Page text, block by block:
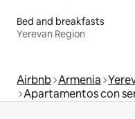
Bed and breakfasts
Yerevan Region
Airbnb Armenia
Apartamentos con